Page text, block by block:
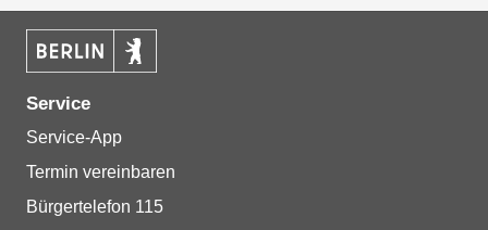
Service
Service-App
Termin vereinbaren
Bürgertelefon 115